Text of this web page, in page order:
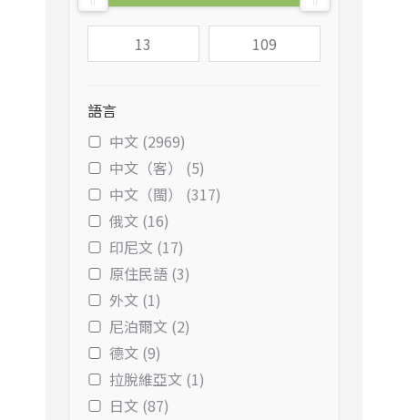
語言
中文 (2969)
中文（客） (5)
中文（閩） (317)
俄文 (16)
印尼文 (17)
原住民語 (3)
外文 (1)
尼泊爾文 (2)
德文 (9)
拉脫維亞文 (1)
日文 (87)